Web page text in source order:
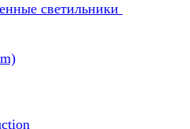
светильники